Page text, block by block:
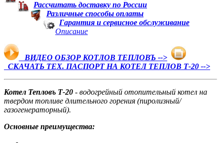
Рассчитать доставку по России
Различные способы оплаты
Гарантия и сервисное обслуживание
Описание
ВИДЕО ОБЗОР КОТЛОВ ТЕПЛОВЪ -->
СКАЧАТЬ ТЕХ. ПАСПОРТ НА КОТЕЛ ТЕПЛОВ Т-20 -->
Котел Тепловъ Т-20 - водогрейный отопительный котел на
твердом топливе длительного горения (пиролизный/
газогенераторный).
Основные преимущества: